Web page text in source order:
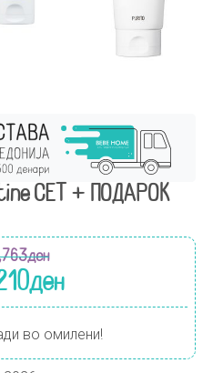
СЕТ + ПОДАРОК
ден
ден
во омилени!